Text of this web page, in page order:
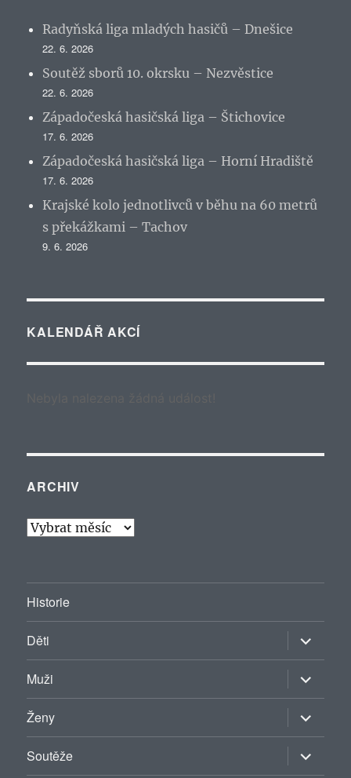
Radyňská liga mladých hasičů – Dnešice
22. 6. 2026
Soutěž sborů 10. okrsku – Nezvěstice
22. 6. 2026
Západočeská hasičská liga – Štichovice
17. 6. 2026
Západočeská hasičská liga – Horní Hradiště
17. 6. 2026
Krajské kolo jednotlivců v běhu na 60 metrů
s překážkami – Tachov
9. 6. 2026
KALENDÁŘ AKCÍ
ARCHIV
Archiv
Historie
Děti Zobrazit
položky
Muži
Zobrazit
položky
Ženy
Zobrazit
položky
Soutěže
Zobrazit